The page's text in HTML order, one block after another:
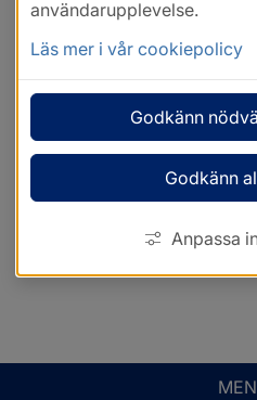
användarupplevelse.
Läs mer i vår cookiepolicy
Godkänn
Godkänn
Anpassa